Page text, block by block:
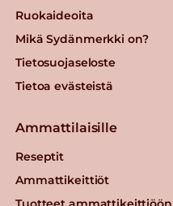
Ruokaideoita
Mikä Sydänmerkki on?
Tietosuojaseloste
Tietoa evästeistä
Ammattilaisille
Reseptit
Ammattikeittiöt